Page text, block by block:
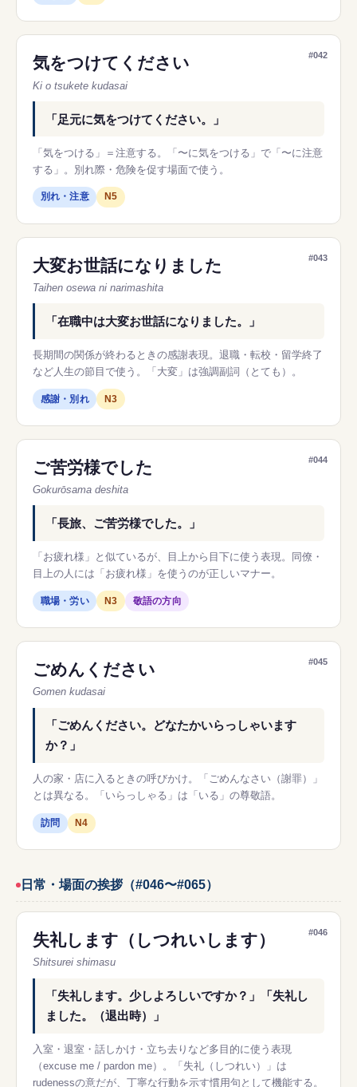
#042
気をつけてください
Ki o tsukete kudasai
「足元に気をつけてください。」
「気をつける」＝注意する。「〜に気をつける」で「〜に注意
する」。別れ際・危険を促す場面で使う。
別れ・注意 N5
#043
大変お世話になりました
Taihen osewa ni narimashita
「在職中は大変お世話になりました。」
長期間の関係が終わるときの感謝表現。退職・転校・留学終了
など人生の節目で使う。「大変」は強調副詞（とても）。
感謝・別れ N3
#044
ご苦労様でした
Gokurōsama deshita
「長旅、ご苦労様でした。」
「お疲れ様」と似ているが、目上から目下に使う表現。同僚・
目上の人には「お疲れ様」を使うのが正しいマナー。
職場・労い N3 敬語の方向
#045
ごめんください
Gomen kudasai
「ごめんください。どなたかいらっしゃいます
か？」
人の家・店に入るときの呼びかけ。「ごめんなさい（謝罪）」
とは異なる。「いらっしゃる」は「いる」の尊敬語。
訪問 N4
日常・場面の挨拶（#046〜#065）
#046
失礼します（しつれいします）
Shitsurei shimasu
「失礼します。少しよろしいですか？」「失礼し
ました。（退出時）」
入室・退室・話しかけ・立ち去りなど多目的に使う表現
（excuse me / pardon me）。「失礼（しつれい）」は
rudenessの意だが、丁寧な行動を示す慣用句として機能する。